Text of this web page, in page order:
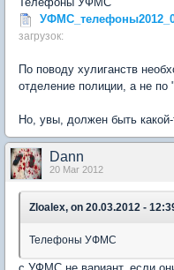
загрузок:
По поводу хулиганств
отделение полиции, а не по
Но, увы, должен быть
Dann
20 Mar 2012
Zloalex, on 20.03.2012 -
Телефоны УФМС